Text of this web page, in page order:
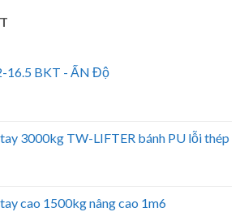
16.5 BKT - ẤN Độ
3000kg TW-LIFTER bánh PU lỗi thép
cao 1500kg nâng cao 1m6